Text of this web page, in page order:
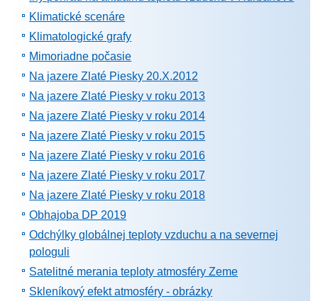
Klimatické scenáre
Klimatologické grafy
Mimoriadne počasie
Na jazere Zlaté Piesky 20.X.2012
Na jazere Zlaté Piesky v roku 2013
Na jazere Zlaté Piesky v roku 2014
Na jazere Zlaté Piesky v roku 2015
Na jazere Zlaté Piesky v roku 2016
Na jazere Zlaté Piesky v roku 2017
Na jazere Zlaté Piesky v roku 2018
Obhajoba DP 2019
Odchýlky globálnej teploty vzduchu a na severnej
pologuli
Satelitné merania teploty atmosféry Zeme
Skleníkový efekt atmosféry - obrázky